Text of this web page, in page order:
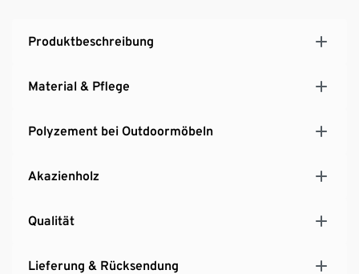
Produktbeschreibung
Material & Pflege
Polyzement bei Outdoormöbeln
Akazienholz
Qualität
Lieferung & Rücksendung